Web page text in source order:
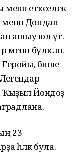
етәкселек
Дондан
ашыу юл үтә.
бүләкләнә.
бише –
Ҡыҙыл Йондоҙ
23
һәләк була.